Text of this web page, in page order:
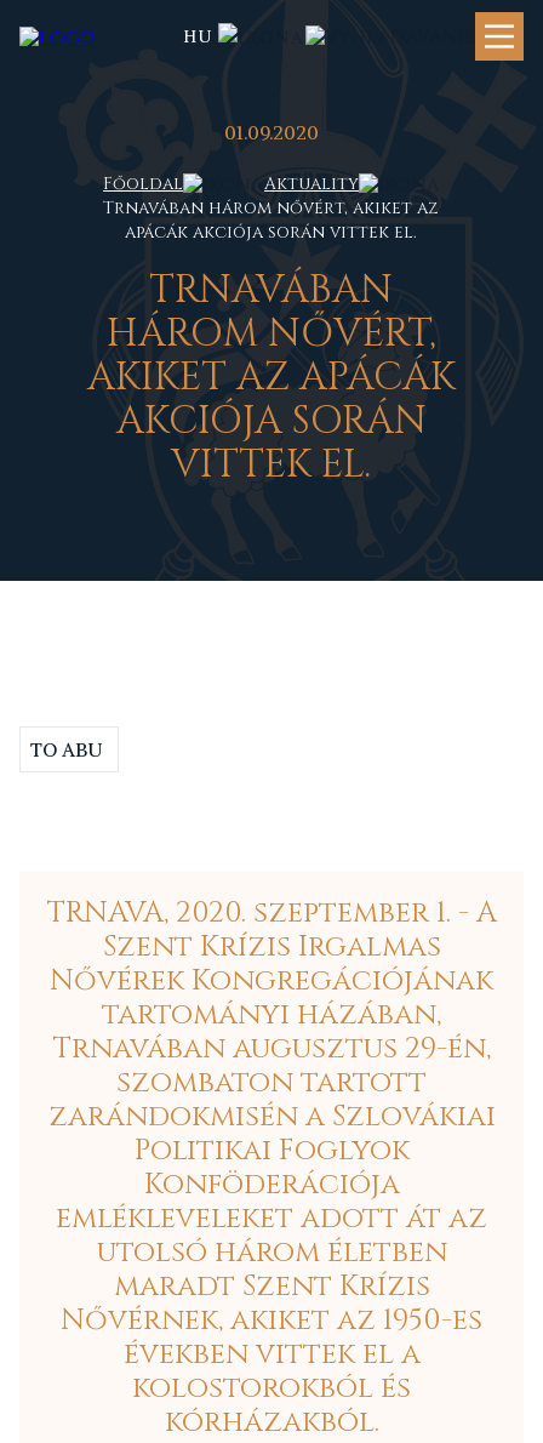
HU
01.09.2020
Főoldal
Aktuality
Trnavában három nővért, akiket az
apácák akciója során vittek el.
TRNAVÁBAN
HÁROM NŐVÉRT,
AKIKET AZ APÁCÁK
AKCIÓJA SORÁN
VITTEK EL.
TO ABU
TRNAVA, 2020. szeptember 1. - A
Szent Krízis Irgalmas
Nővérek Kongregációjának
tartományi házában,
Trnavában augusztus 29-én,
szombaton tartott
zarándokmisén a Szlovákiai
Politikai Foglyok
Konföderációja
emlékleveleket adott át az
utolsó három életben
maradt Szent Krízis
Nővérnek, akiket az 1950-es
években vittek el a
kolostorokból és
kórházakból.